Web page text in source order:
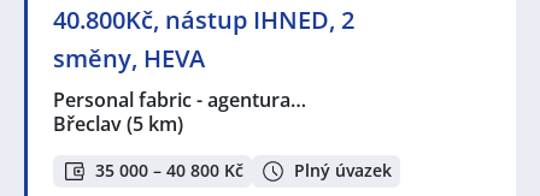
40.800Kč, nástup IHNED, 2
směny, HEVA
Personal fabric - agentura…
Břeclav(5 km)
35 000 – 40 800 Kč Plný úvazek